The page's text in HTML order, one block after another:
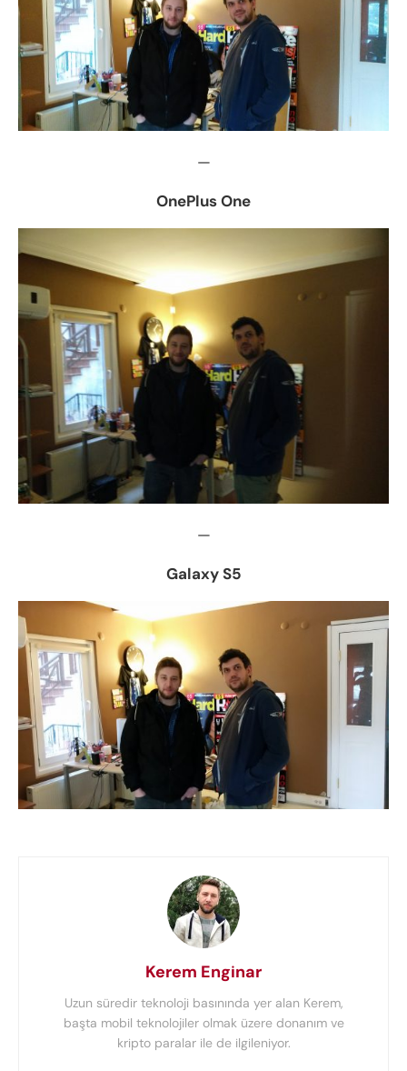
—
OnePlus One
—
Galaxy S5
Kerem Enginar
Uzun süredir teknoloji basınında yer alan Kerem,
başta mobil teknolojiler olmak üzere donanım ve
kripto paralar ile de ilgileniyor.